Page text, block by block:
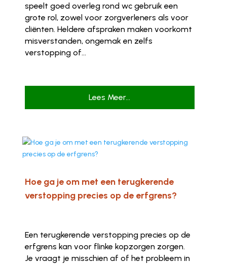
speelt goed overleg rond wc gebruik een
grote rol, zowel voor zorgverleners als voor
cliënten. Heldere afspraken maken voorkomt
misverstanden, ongemak en zelfs
verstopping of...
Lees Meer...
Hoe ga je om met een terugkerende
verstopping precies op de erfgrens?
Een terugkerende verstopping precies op de
erfgrens kan voor flinke kopzorgen zorgen.
Je vraagt je misschien af of het probleem in